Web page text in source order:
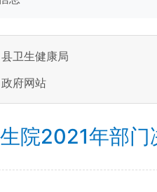
卫生健康局
府网站
院2021年部门